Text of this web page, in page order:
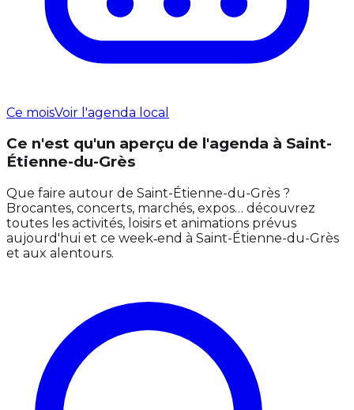
Ce moisVoir l'agenda local
Ce n'est qu'un aperçu de l'agenda à Saint-
Étienne-du-Grès
Que faire autour de Saint-Étienne-du-Grès ?
Brocantes, concerts, marchés, expos… découvrez
toutes les activités, loisirs et animations prévus
aujourd'hui et ce week‑end à Saint-Étienne-du-Grès
et aux alentours.